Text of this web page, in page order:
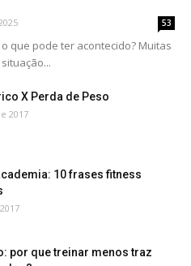
53
que pode ter acontecido? Muitas
X Perda de Peso
2017
10 frases fitness
por que treinar menos traz